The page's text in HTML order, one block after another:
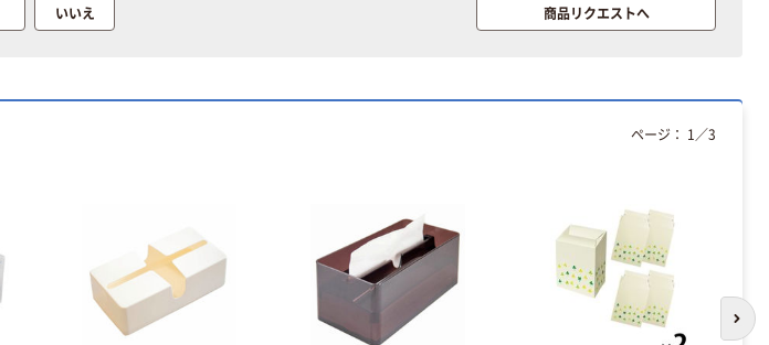
いいえ 商品リクエストへ
ページ： 1 ／3
次